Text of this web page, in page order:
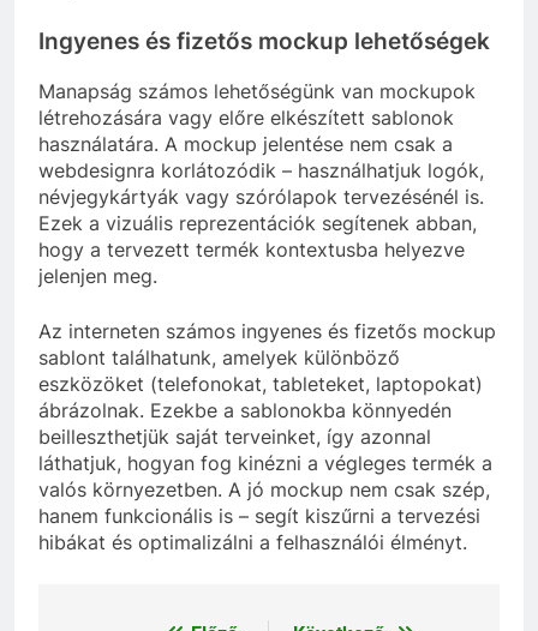
Ingyenes és fizetős mockup lehetőségek
Manapság számos lehetőségünk van mockupok
létrehozására vagy előre elkészített sablonok
használatára. A mockup jelentése nem csak a
webdesignra korlátozódik – használhatjuk logók,
névjegykártyák vagy szórólapok tervezésénél is.
Ezek a vizuális reprezentációk segítenek abban,
hogy a tervezett termék kontextusba helyezve
jelenjen meg.
Az interneten számos ingyenes és fizetős mockup
sablont találhatunk, amelyek különböző
eszközöket (telefonokat, tableteket, laptopokat)
ábrázolnak. Ezekbe a sablonokba könnyedén
beilleszthetjük saját terveinket, így azonnal
láthatjuk, hogyan fog kinézni a végleges termék a
valós környezetben. A jó mockup nem csak szép,
hanem funkcionális is – segít kiszűrni a tervezési
hibákat és optimalizálni a felhasználói élményt.